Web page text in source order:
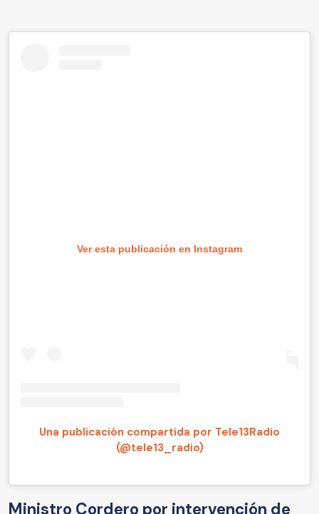
Ver esta publicación en Instagram
Una publicación compartida por Tele13Radio
(@tele13_radio)
Ministro Cordero por intervención de